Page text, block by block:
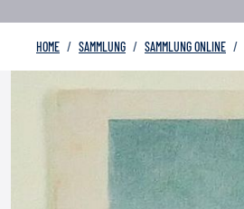
HOME SAMMLUNG SAMMLUNG ONLINE